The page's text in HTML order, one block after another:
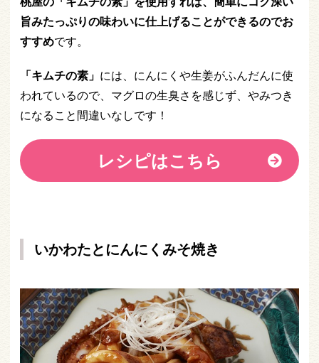
旨みたっぷりの味わいに仕上げることができるのでお
すすめです。
「キムチの素」 には、にんにくや生姜がふんだんに使
われているので、マグロの生臭さを感じず、やみつき
になること間違いなしです！
レシピはこちら
いかわたとにんにくみそ焼き